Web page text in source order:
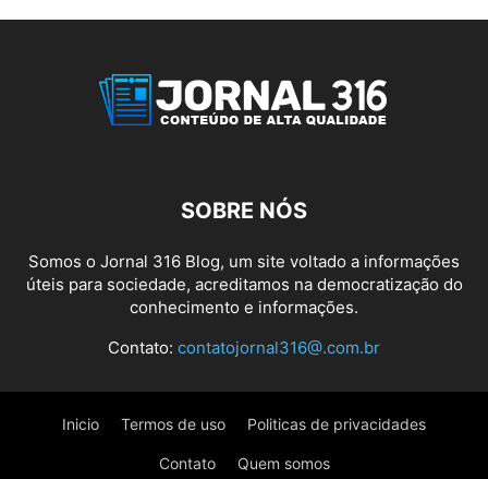
SOBRE NÓS
Somos o Jornal 316 Blog, um site voltado a informações
úteis para sociedade, acreditamos na democratização do
conhecimento e informações.
Contato: contatojornal316@.com.br
Inicio Termos de uso Politicas de privacidades
Contato Quem somos